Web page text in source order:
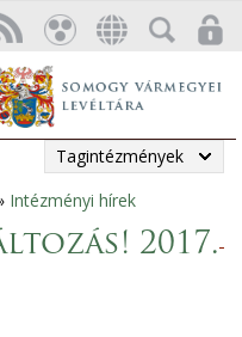
Tagintézmények
Intézményi hírek
2017.